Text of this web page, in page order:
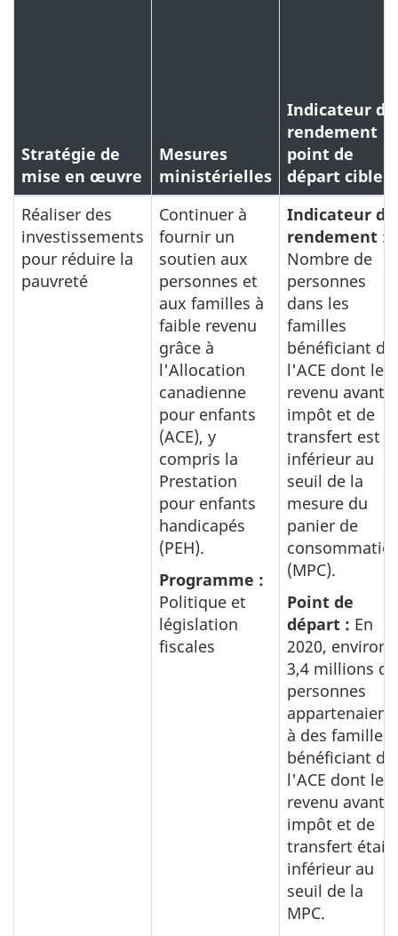
Stratégie de
mise en œuvre
Mesures
ministérielles
Indicateur de
rendement
point de
départ cible
Réaliser des
investissements
pour réduire la
pauvreté
Continuer à
fournir un
soutien aux
personnes et
aux familles à
faible revenu
grâce à
l'Allocation
canadienne
pour enfants
(ACE), y
compris la
Prestation
pour enfants
handicapés
(PEH).
Programme :
Politique et
législation
fiscales
Indicateur de
rendement :
Nombre de
personnes
dans les
familles
bénéficiant de
l'ACE dont le
revenu avant
impôt et de
transfert est
inférieur au
seuil de la
mesure du
panier de
(MPC).
Point de
départ : En
2020, environ
3,4 millions de
personnes
appartenaient
à des familles
bénéficiant de
l'ACE dont le
revenu avant
impôt et de
transfert était
inférieur au
seuil de la
MPC.